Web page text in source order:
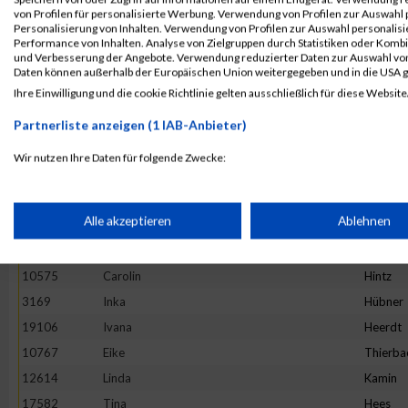
4892
Maria Hesse
13982
Maria Ivanova
16781
Stefanie Prehm
11527
Rebecca
19922
Anne
4952
Barbara Minten
Ano Nym
10575
Carolin Hintz
3169
Inka Hübner
19106
Ivana Heerdt
10767
Eike
12614
Linda Kamin
17582
Tina Hees
von Profilen für personalisierte Werbung. Verwendung von Profilen zur
Personalisierung von Inhalten. Verwendung von Profilen zur Auswahl
Performance von Inhalten. Analyse von Zielgruppen durch Statistiken oder
und Verbesserung der Angebote. Verwendung reduzierter Daten zur Auswahl
Daten können außerhalb der Europäischen Union weitergegeben und in die USA
Ihre Einwilligung und die cookie Richtlinie gelten ausschließlich für diese
Partnerliste anzeigen (1 IAB-Anbieter)
Wir nutzen Ihre Daten für folgende Zwecke:
Speichern von oder Zugriff auf Informationen auf einem
Verwendung reduzierter Daten zur Auswahl von Werbeanzeigen
Erstellung von Profilen für personalisierte Werbung
Verwendung von Profilen zur Auswahl personalisierter Werbung
Alle akzeptieren Ablehnen